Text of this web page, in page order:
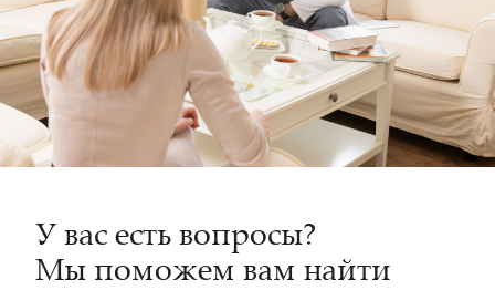
У вас есть вопросы?
Мы поможем вам найти